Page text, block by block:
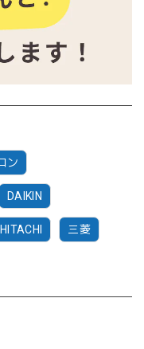
ン
DAIKIN
HITACHI 三菱